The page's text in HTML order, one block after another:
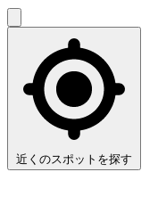
近くのスポットを探す